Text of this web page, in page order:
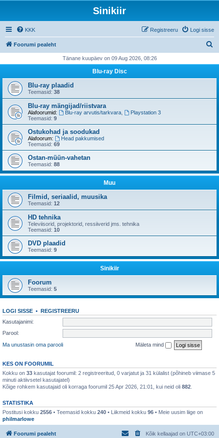
Sinikiir
KKK Logi sisse
Registreeru
Foorumi pealeht
i
Tänane kuupäev on 09 Aug 2026, 08:26
Blu-ray Disc
Blu-ray plaadid
Teemasid: 38
Blu-ray mängijad/riistvara
Alafoorumid: Blu-ray arvutis/tarkvara,
Playstation 3
Teemasid: 9
Ostukohad ja soodukad
Alafoorum:
Head pakkumised
Teemasid: 69
Ostan-müün-vahetan
Teemasid: 88
Muu
Filmid, seriaalid, muusika
Teemasid: 12
HD tehnika
Televiisorid, projektorid, ressiiverid jms. tehnika
Teemasid: 10
DVD plaadid
Teemasid: 9
Sinikiir
Foorum
Teemasid: 5
LOGI SISSE • REGISTREERU
Kasutajanimi:
Parool:
Ma unustasin oma parooli
Mäleta mind
KES ON FOORUMIL
Kokku on 33 kasutajat foorumil: 2 registreeritud, 0 varjatut ja 31 külalist (põhineb viimase 5
minuti aktiivsetel kasutajatel)
Kõige rohkem kasutajaid oli korraga foorumil 25 Apr 2026, 21:01, kui neid oli 882
STATISTIKA
Postitusi kokku 2556 • Teemasid kokku 240 • Liikmeid kokku 96 • Meie uusim liige on
philmarlowe
Foorumi pealeht Kõik kellaajad on UTC+03:00